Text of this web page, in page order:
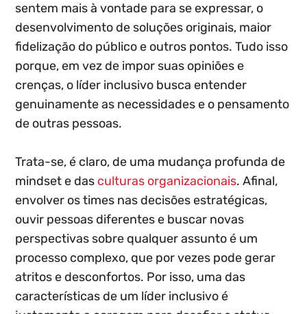
sentem mais à vontade para se expressar, o
desenvolvimento de soluções originais, maior
fidelização do público e outros pontos. Tudo isso
porque, em vez de impor suas opiniões e
crenças, o líder inclusivo busca entender
genuinamente as necessidades e o pensamento
de outras pessoas.
Trata-se, é claro, de uma mudança profunda de
mindset e das culturas organizacionais. Afinal,
envolver os times nas decisões estratégicas,
ouvir pessoas diferentes e buscar novas
perspectivas sobre qualquer assunto é um
processo complexo, que por vezes pode gerar
atritos e desconfortos. Por isso, uma das
características de um líder inclusivo é